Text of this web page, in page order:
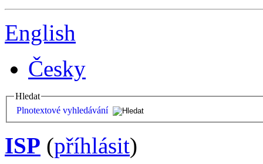
English
Česky
Hledat
Plnotextové vyhledávání
ISP (příhlásit)